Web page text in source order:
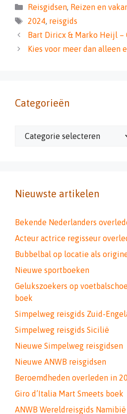
Categorieën
Reisgidsen, Reizen en
Tags
2024, reisgids
Bart Diricx & Marko Heijl –
Kies voor meer dan alleen
Categorieën
Categorieën
Nieuwste artikelen
Bekende Nederlanders
Acteur actrice regisseur
Bubbelbal op locatie als
Nieuwe sportboeken
Gelukszoekers op
boek
Simpelweg reisgids Zuid-
Simpelweg reisgids Sicilië
Nieuwe Simpelweg reisgidsen
Nieuwe ANWB reisgidsen
Beroemdheden overleden in
Giro d’Italia Mart Smeets boek
ANWB Wereldreisgids Namibië